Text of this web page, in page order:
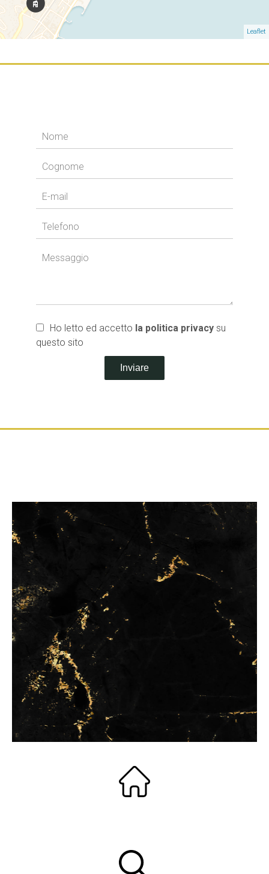
Leaflet
Ho letto ed accetto la politica privacy su
questo sito
Inviare